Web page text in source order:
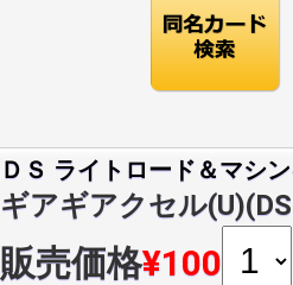
ＤＳ ライトロード＆マシ
ギアギアクセル
販売価格¥100